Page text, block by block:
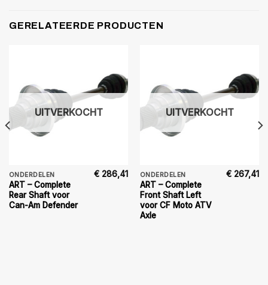
GERELATEERDE PRODUCTEN
UITVERKOCHT
ONDERDELEN
ART – Complete
Rear Shaft voor
Can-Am Defender
€ 286,41
UITVERKOCHT
ONDERDELEN
ART – Complete
Front Shaft Left
voor CF Moto ATV
Axle
€ 267,41